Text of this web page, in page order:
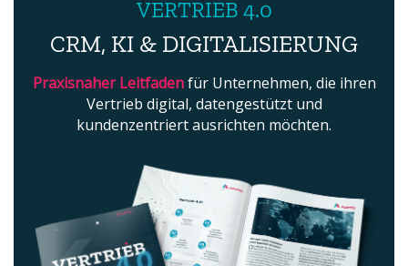
VERTRIEB 4.0
CRM, KI & DIGITALISIERUNG
Praxisnaher Leitfadenfür Unternehmen, die ihren
Vertrieb digital, datengestützt und
kundenzentriert ausrichten möchten.